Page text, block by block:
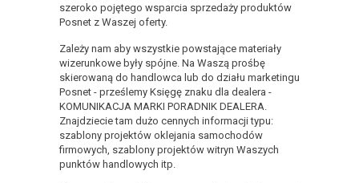
szeroko pojętego wsparcia sprzedaży produktów
Posnet z Waszej oferty.
Zależy nam aby wszystkie powstające materiały
wizerunkowe były spójne. Na Waszą prośbę
skierowaną do handlowca lub do działu marketingu
Posnet - prześlemy Księgę znaku dla dealera -
KOMUNIKACJA MARKI PORADNIK DEALERA.
Znajdziecie tam dużo cennych informacji typu:
szablony projektów oklejania samochodów
firmowych, szablony projektów witryn Waszych
punktów handlowych itp.